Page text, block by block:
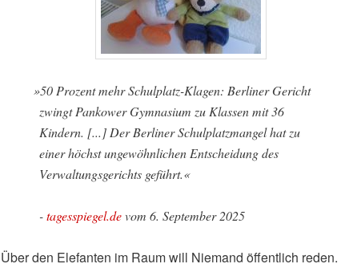
»50 Prozent mehr Schulplatz-Klagen: Berliner Gericht
zwingt Pankower Gymnasium zu Klassen mit 36
Kindern. [...] Der Berliner Schulplatzmangel hat zu
einer höchst ungewöhnlichen Entscheidung des
Verwaltungsgerichts geführt.«
-tagesspiegel.devom 6. September 2025
Über den Elefanten im Raum will Niemand öffentlich reden.